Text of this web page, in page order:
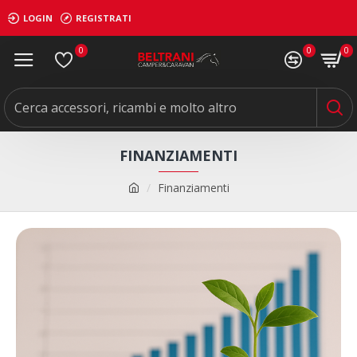
LOGIN REGISTRATI
0 0 0
Finanziamenti
FINANZIAMENTI